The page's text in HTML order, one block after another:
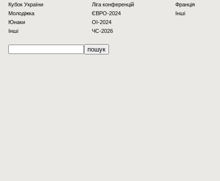
Кубок України
Молодіжка
Юнаки
Інші
Ліга конференцій
ЄВРО-2024
OI-2024
ЧС-2026
Франція
Інші